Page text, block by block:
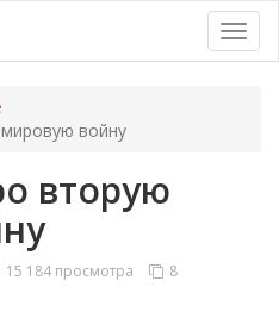
войну
вторую
15 184 просмотра
8